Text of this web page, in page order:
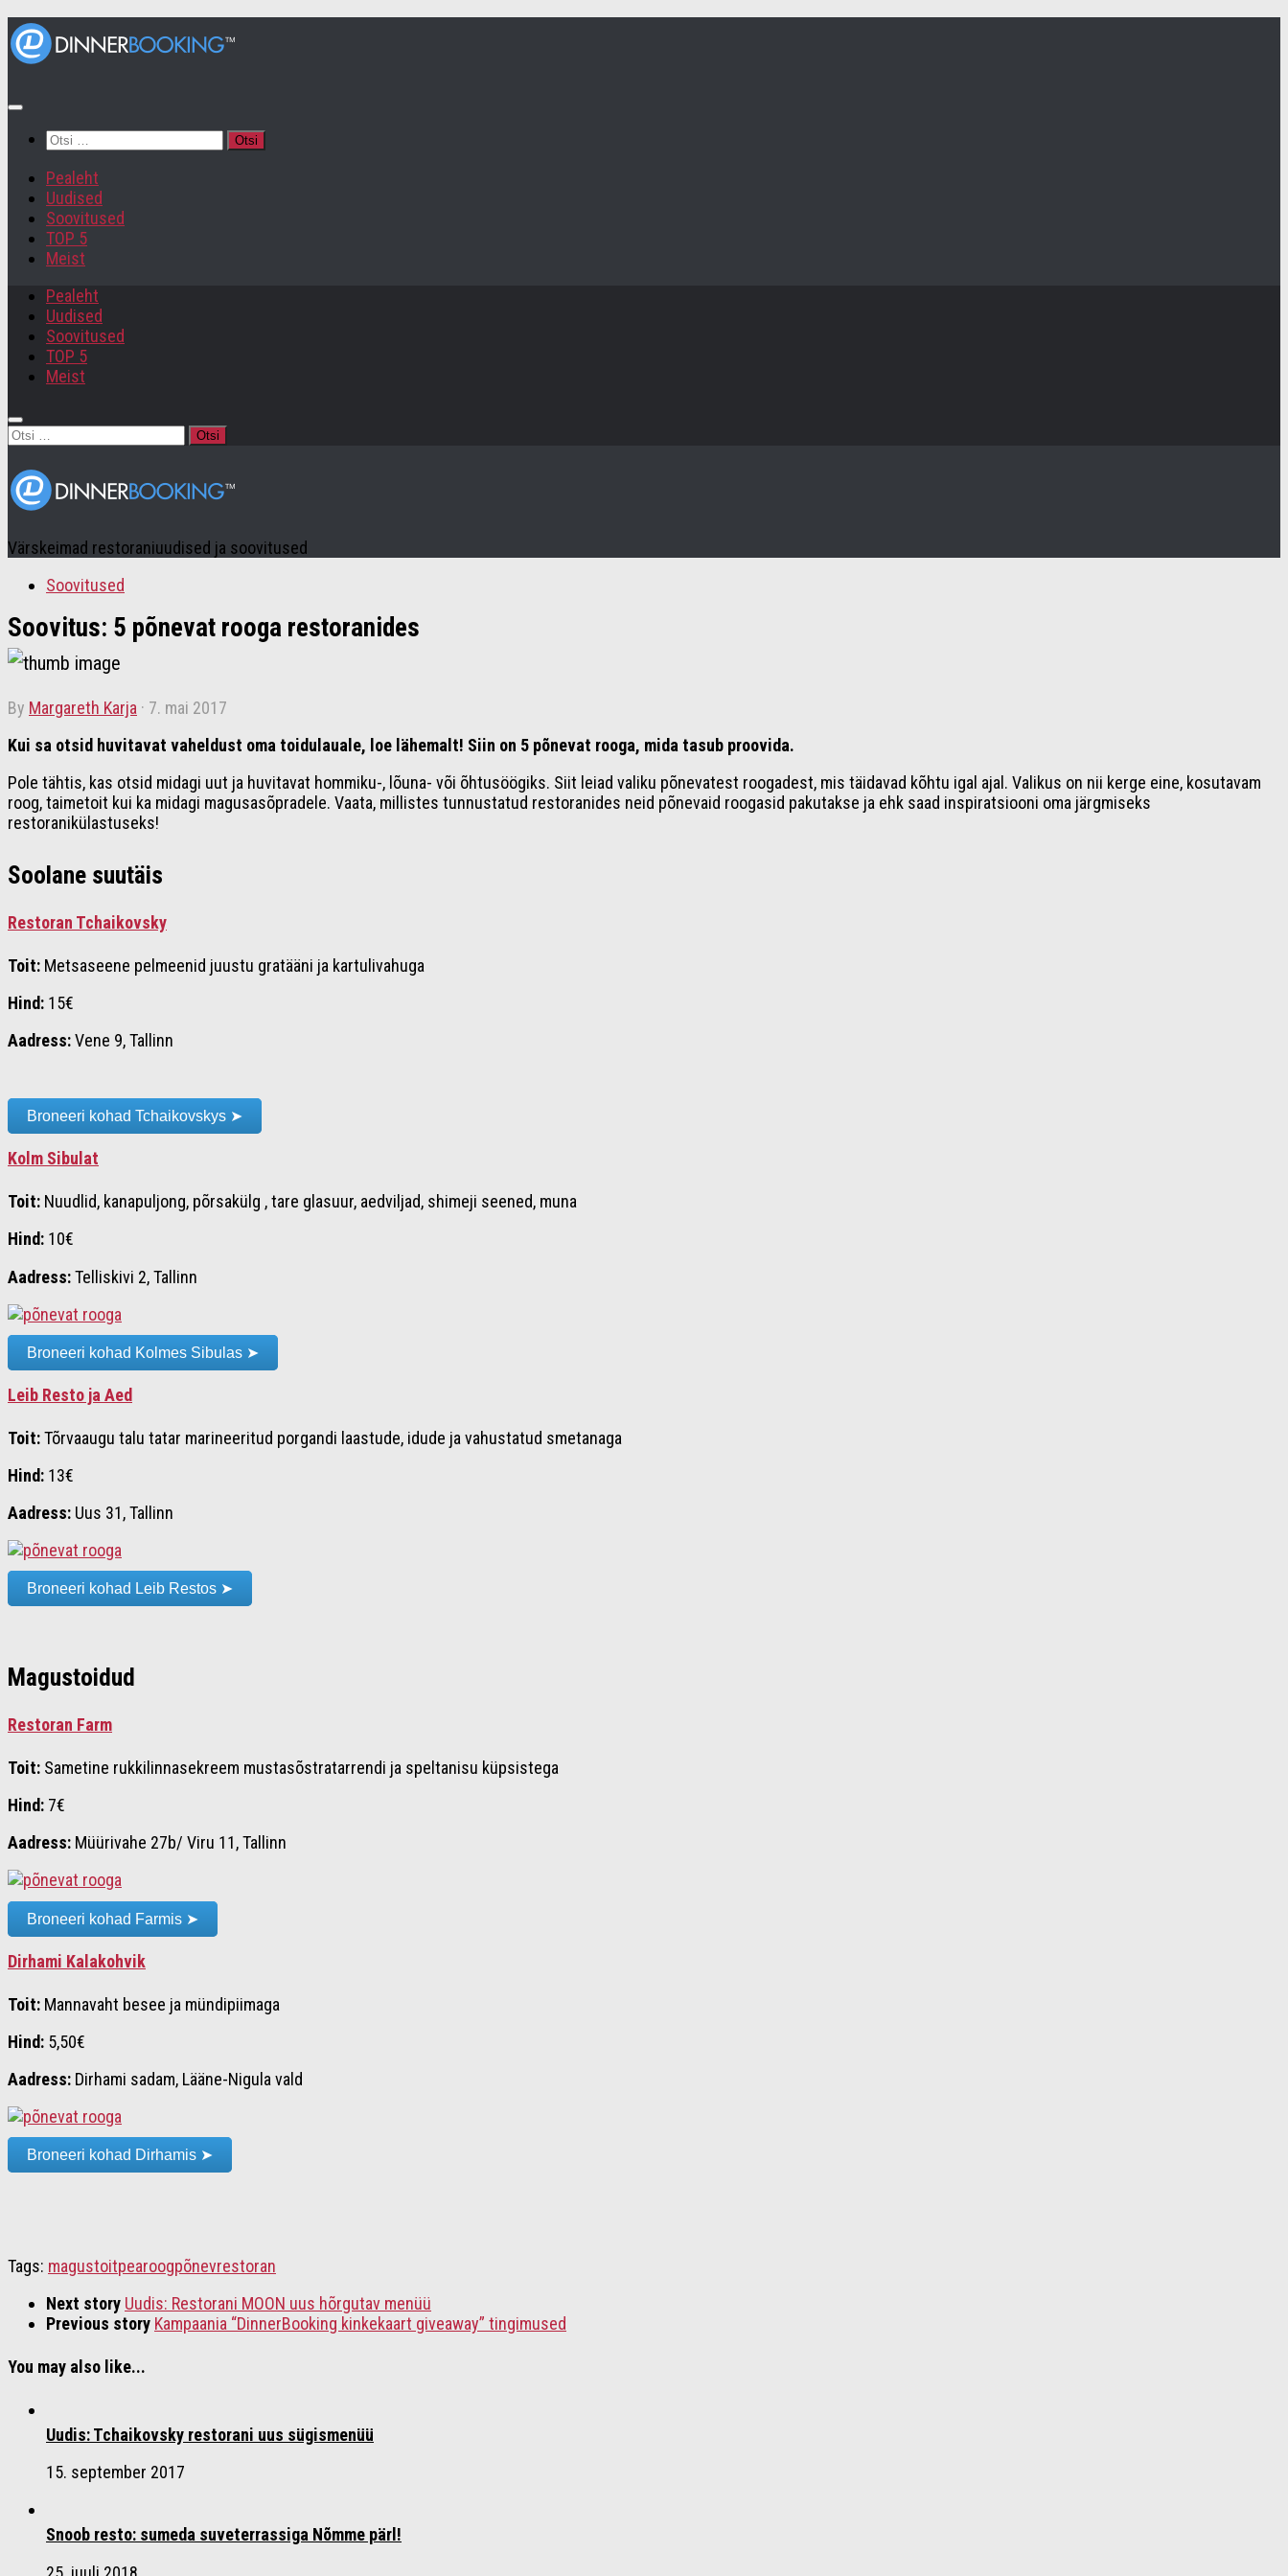
Otsi:
Pealeht
Uudised
Soovitused
TOP 5
Meist
Pealeht
Uudised
Soovitused
TOP 5
Meist
Otsi:
Värskeimad restoraniuudised ja soovitused
Soovitused
Soovitus: 5 põnevat rooga restoranides
by Margareth Karja · 7. mai 2017
Kui sa otsid huvitavat vaheldust oma toidulauale, loe lähemalt! Siin on 5 põnevat rooga, mida tasub proovida.
Pole tähtis, kas otsid midagi uut ja huvitavat hommiku-, lõuna- või õhtusöögiks. Siit leiad valiku põnevatest roogadest, mis täidavad kõhtu igal ajal. Valikus on nii kerge eine, kosutavam
roog, taimetoit kui ka midagi magusasõpradele. Vaata, millistes tunnustatud restoranides neid põnevaid roogasid pakutakse ja ehk saad inspiratsiooni oma järgmiseks
restoranikülastuseks!
Soolane suutäis
Restoran Tchaikovsky
Toit: Metsaseene pelmeenid juustu gratääni ja kartulivahuga
Hind: 15€
Aadress:Vene 9, Tallinn
Broneeri kohad Tchaikovskys ➤
Kolm Sibulat
Toit: Nuudlid, kanapuljong, põrsakülg , tare glasuur, aedviljad, shimeji seened, muna
Hind: 10€
Aadress:Telliskivi 2, Tallinn
Broneeri kohad Kolmes Sibulas ➤
Leib Resto ja Aed
Toit:Tõrvaaugu talu tatar marineeritud porgandi laastude, idude ja vahustatud smetanaga
Hind: 13€
Aadress: Uus 31, Tallinn
Broneeri kohad Leib Restos ➤
Magustoidud
Restoran Farm
Toit: Sametine rukkilinnasekreem mustasõstratarrendi ja speltanisu küpsistega
Hind: 7€
Aadress: Müürivahe 27b/ Viru 11, Tallinn
Broneeri kohad Farmis ➤
Dirhami Kalakohvik
Toit: Mannavaht besee ja mündipiimaga
Hind: 5,50€
Aadress: Dirhami sadam, Lääne-Nigula vald
Broneeri kohad Dirhamis ➤
Tags: magustoitpearoogpõnevrestoran
Next story Uudis: Restorani MOON uus hõrgutav menüü
Previous story Kampaania “DinnerBooking kinkekaart giveaway” tingimused
You may also like...
Uudis: Tchaikovsky restorani uus sügismenüü
15. september 2017
Snoob resto: sumeda suveterrassiga Nõmme pärl!